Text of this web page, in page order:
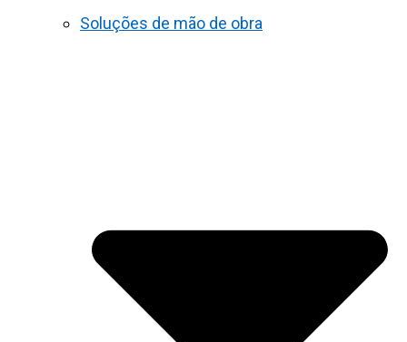
Soluções de mão de obra